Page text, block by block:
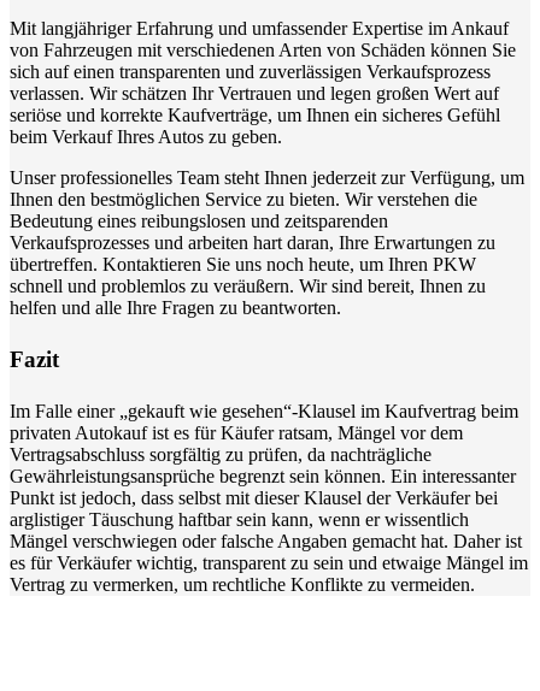
Mit langjähriger Erfahrung und umfassender Expertise im Ankauf
von Fahrzeugen mit verschiedenen Arten von Schäden können Sie
sich auf einen transparenten und zuverlässigen Verkaufsprozess
verlassen. Wir schätzen Ihr Vertrauen und legen großen Wert auf
seriöse und korrekte Kaufverträge, um Ihnen ein sicheres Gefühl
beim Verkauf Ihres Autos zu geben.
Unser professionelles Team steht Ihnen jederzeit zur Verfügung, um
Ihnen den bestmöglichen Service zu bieten. Wir verstehen die
Bedeutung eines reibungslosen und zeitsparenden
Verkaufsprozesses und arbeiten hart daran, Ihre Erwartungen zu
übertreffen. Kontaktieren Sie uns noch heute, um Ihren PKW
schnell und problemlos zu veräußern. Wir sind bereit, Ihnen zu
helfen und alle Ihre Fragen zu beantworten.
Fazit
Im Falle einer „gekauft wie gesehen“-Klausel im Kaufvertrag beim
privaten Autokauf ist es für Käufer ratsam, Mängel vor dem
Vertragsabschluss sorgfältig zu prüfen, da nachträgliche
Gewährleistungsansprüche begrenzt sein können. Ein interessanter
Punkt ist jedoch, dass selbst mit dieser Klausel der Verkäufer bei
arglistiger Täuschung haftbar sein kann, wenn er wissentlich
Mängel verschwiegen oder falsche Angaben gemacht hat. Daher ist
es für Verkäufer wichtig, transparent zu sein und etwaige Mängel im
Vertrag zu vermerken, um rechtliche Konflikte zu vermeiden.